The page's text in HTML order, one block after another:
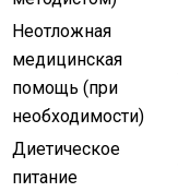
Неотложная
медицинская
помощь (при
необходимости)
Диетическое
питание